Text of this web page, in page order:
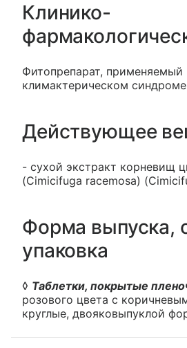
Клинико-
Фитопрепарат, применяемый
климактерическом синдроме
Действующее
- сухой экстракт корневищ
(Cimicifuga racemosa)
Форма выпуска,
упаковка
◊ Таблетки, покрытые
розового цвета с
круглые, двояковыпуклой